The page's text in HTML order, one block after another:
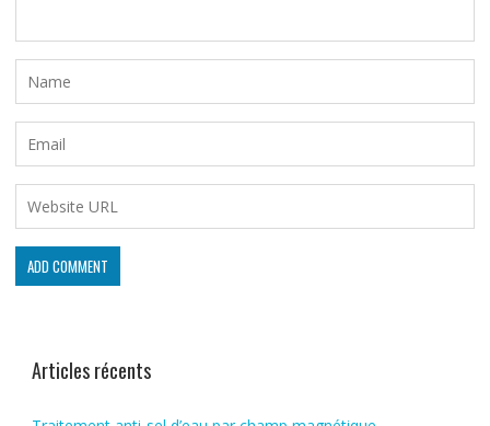
Articles récents